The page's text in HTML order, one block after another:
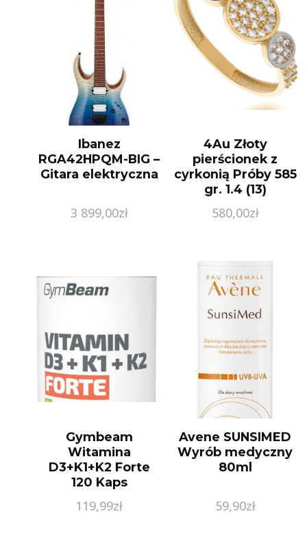
Ibanez
RGA42HPQM-BIG –
Gitara elektryczna
3 899,00zł
4Au Złoty
pierścionek z
cyrkonią Próby 585
gr. 1.4 (13)
580,00zł
Gymbeam
Witamina
D3+K1+K2 Forte
120 Kaps
119,99zł
Avene SUNSIMED
Wyrób medyczny
80ml
59,90zł